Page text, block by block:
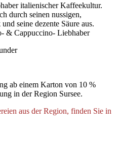
italienischer Kaffeekultur.
durch seinen nussigen,
seine dezente Säure aus.
& Cappuccino- Liebhaber
ab einem Karton von 10 %
in der Region Sursee.
aus der Region, finden Sie in